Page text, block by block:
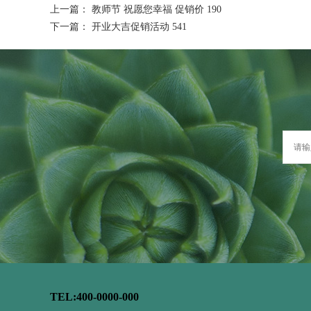
上一篇： 教师节 祝愿您幸福 促销价 190
下一篇： 开业大吉促销活动 541
TEL:400-0000-000